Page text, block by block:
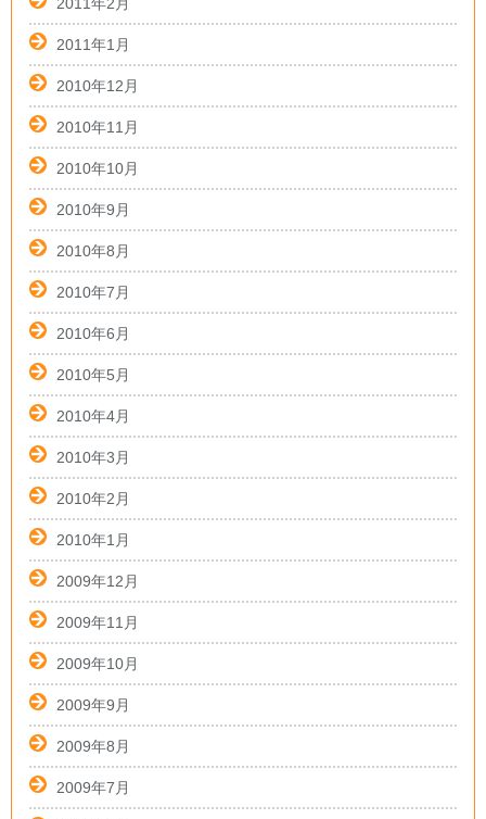
2011年2月
2011年1月
2010年12月
2010年11月
2010年10月
2010年9月
2010年8月
2010年7月
2010年6月
2010年5月
2010年4月
2010年3月
2010年2月
2010年1月
2009年12月
2009年11月
2009年10月
2009年9月
2009年8月
2009年7月